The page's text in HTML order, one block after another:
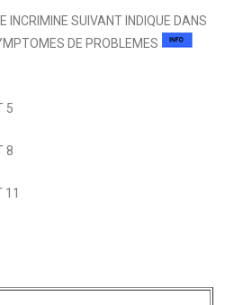
INCRIMINE SUIVANT INDIQUE DANS
DE PROBLEMES
5
8
11